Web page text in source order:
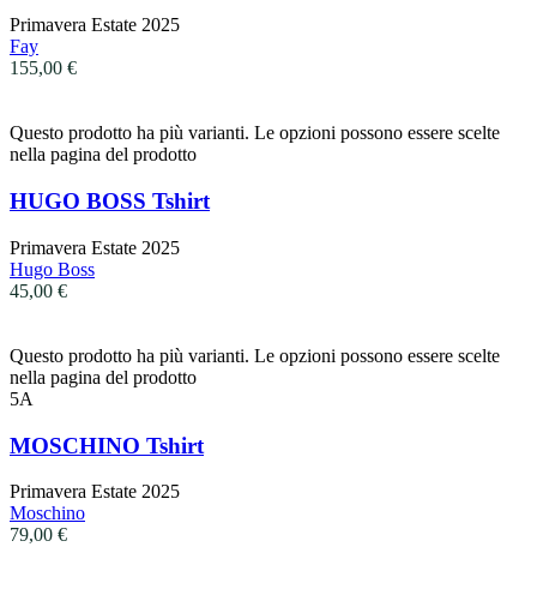
Primavera Estate 2025
Fay
155,00 €
Questo prodotto ha più varianti. Le opzioni possono essere scelte
nella pagina del prodotto
HUGO BOSS Tshirt
Primavera Estate 2025
Hugo Boss
45,00 €
Questo prodotto ha più varianti. Le opzioni possono essere scelte
nella pagina del prodotto
5A
MOSCHINO Tshirt
Primavera Estate 2025
Moschino
79,00 €